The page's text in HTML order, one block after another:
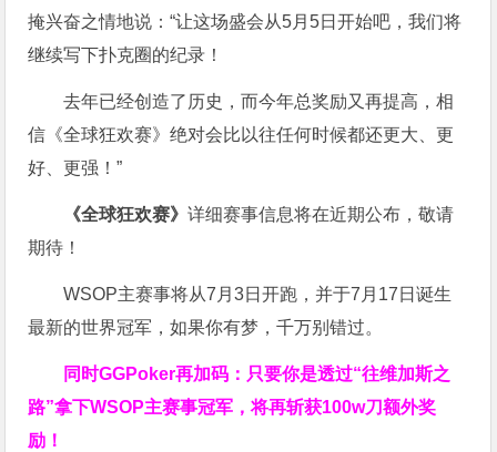
掩兴奋之情地说：“让这场盛会从5月5日开始吧，我们将
继续写下扑克圈的纪录！
去年已经创造了历史，而今年总奖励又再提高，相
信《全球狂欢赛》绝对会比以往任何时候都还更大、更
好、更强！”
《全球狂欢赛》详细赛事信息将在近期公布，敬请
期待！
WSOP主赛事将从7月3日开跑，并于7月17日诞生
最新的世界冠军，如果你有梦，千万别错过。
同时GGPoker再加码：只要你是透过“往维加斯之
路”拿下WSOP主赛事冠军，将再斩获100w刀额外奖
励！